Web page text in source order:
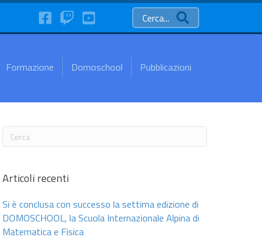
FaceBookTwitchYouTube Cerca...
Formazione Domoschool Pubblicazioni
Articoli recenti
Si è conclusa con successo la settima edizione di
DOMOSCHOOL, la Scuola Internazionale Alpina di
Matematica e Fisica